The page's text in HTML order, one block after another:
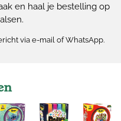
en haal je bestelling op
via e-mail of WhatsApp.